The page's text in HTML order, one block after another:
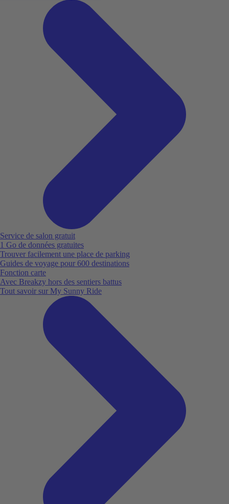
Service de salon gratuit
1 Go de données gratuites
Trouver facilement une place de parking
Guides de voyage pour 600 destinations
Fonction carte
Avec Breakzy hors des sentiers battus
Tout savoir sur My Sunny Ride